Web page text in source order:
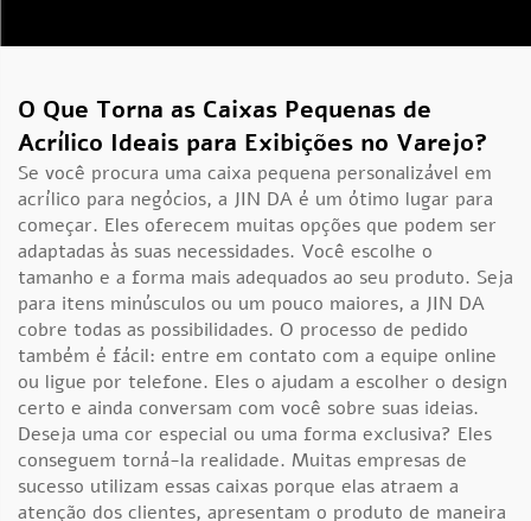
O Que Torna as Caixas Pequenas de
Acrílico Ideais para Exibições no Varejo?
Se você procura uma caixa pequena personalizável em
acrílico para negócios, a JIN DA é um ótimo lugar para
começar. Eles oferecem muitas opções que podem ser
adaptadas às suas necessidades. Você escolhe o
tamanho e a forma mais adequados ao seu produto. Seja
para itens minúsculos ou um pouco maiores, a JIN DA
cobre todas as possibilidades. O processo de pedido
também é fácil: entre em contato com a equipe online
ou ligue por telefone. Eles o ajudam a escolher o design
certo e ainda conversam com você sobre suas ideias.
Deseja uma cor especial ou uma forma exclusiva? Eles
conseguem torná-la realidade. Muitas empresas de
sucesso utilizam essas caixas porque elas atraem a
atenção dos clientes, apresentam o produto de maneira